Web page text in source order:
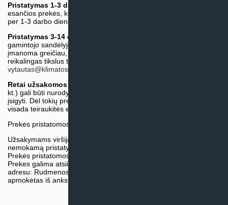
Pristatymas 1-3 d.d.
esančios prekės, kurių atsiėmimą arba pristatymą galime suruošti
per 1-3 darbo dienas.)
Pristatymas 3-14 d.d. arba ilgiau*
gamintojo sandėlyje esančios prekės. Prekė bus pristatyta kaip
įmanoma greičiau, tačiau tiekimo terminas gali skirtis. Jei
reikalingas tikslus terminas, iš anksto teiraukitės el. paštu:
vytautas@klimatosprendimai.lt
Retai užsakomos specifinės prekė
kt.) gali būti nurodytos su preliminaria kaina, be galimybės jų
įsigyti. Dėl tokių prekių įsigijimo, tikslios kainos ir tiekimo termino
visada teiraukitės el. paštu:
Prekės pristatomos naudojantis kurjerių tarnybų paslaugomis.
Užsakymams viršijantiems 300€ sumą visuomet taikome
nemokamą pristatymą.
Prekės pristatomos visoje Lietuvos teritorijoje.
Prekes galima atsiimti nemokamai patiems, mūsų sandėlio
adresu: Rudmenos g. 5, Kaunas. Užsakymas turi būti pateiktas ir
apmokėtas iš anksto.